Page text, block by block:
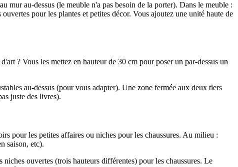
mur au-dessus (le meuble n'a pas besoin de la porter). Dans le meuble :
pour les plantes et petites décor. Vous ajoutez une unité haute de
? Vous les mettez en hauteur de 30 cm pour poser un par-dessus un
au-dessus (pour vous adapter). Une zone fermée aux deux tiers
juste des livres).
pour les petites affaires ou niches pour les chaussures. Au milieu :
saison, etc).
ouvertes (trois hauteurs différentes) pour les chaussures. Le